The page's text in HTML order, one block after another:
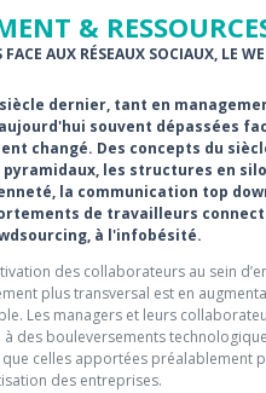
&
FACE AUX RÉSEAUX SOCIAUX, LE
dernier, tant en
souvent dépassées
changé. Des concepts du
les structures en
la communication top
de travailleurs
à l'infobésité.
des collaborateurs au sein
plus transversal est en
Les managers et leurs
des bouleversements
celles apportées préalablement
des entreprises.